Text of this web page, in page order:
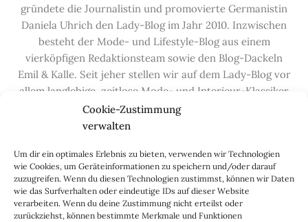
Cookie-Zustimmung
verwalten
Um dir ein optimales Erlebnis zu bieten, verwenden wir Technologien
wie Cookies, um Geräteinformationen zu speichern und/oder darauf
zuzugreifen. Wenn du diesen Technologien zustimmst, können wir Daten
wie das Surfverhalten oder eindeutige IDs auf dieser Website
verarbeiten. Wenn du deine Zustimmung nicht erteilst oder
zurückziehst, können bestimmte Merkmale und Funktionen
gründete die Journalistin und promovierte Germanistin
Daniela Uhrich den Lady-Blog im Jahr 2010. Inzwischen
besteht der Mode- und Lifestyle-Blog aus einem
vierköpfigen Redaktionsteam sowie den Blog-Dackeln
Emil & Kalle. Seit jeher stellen wir auf dem Lady-Blog vor
allem langlebige, zeitlose Mode- und Interieur-Klassiker
vor, die hochwertig verarbeitet und unter guten
Bedingungen hergestellt wurden – gerne „Made in
Handwerksberufe und kleine feine Firmen, denen wir
hier auf dem Blog eine Präsentationsfläche bieten, sowie
alle Dinge, die das Leben ein bisschen schöner machen.
Darüber hinaus legen wir großen Wert auf den